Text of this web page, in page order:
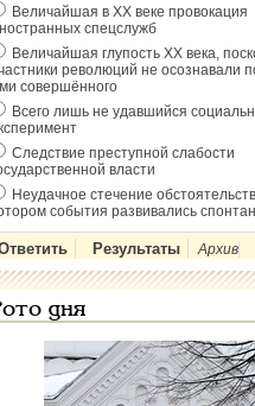
Величайшая в ХХ веке провокация
спецслужб
Величайшая глупость ХХ века,
революций не осознавали
совершённого
Всего лишь не удавшийся
Следствие преступной слабости
власти
Неудачное стечение
события развивались
Архив
дня